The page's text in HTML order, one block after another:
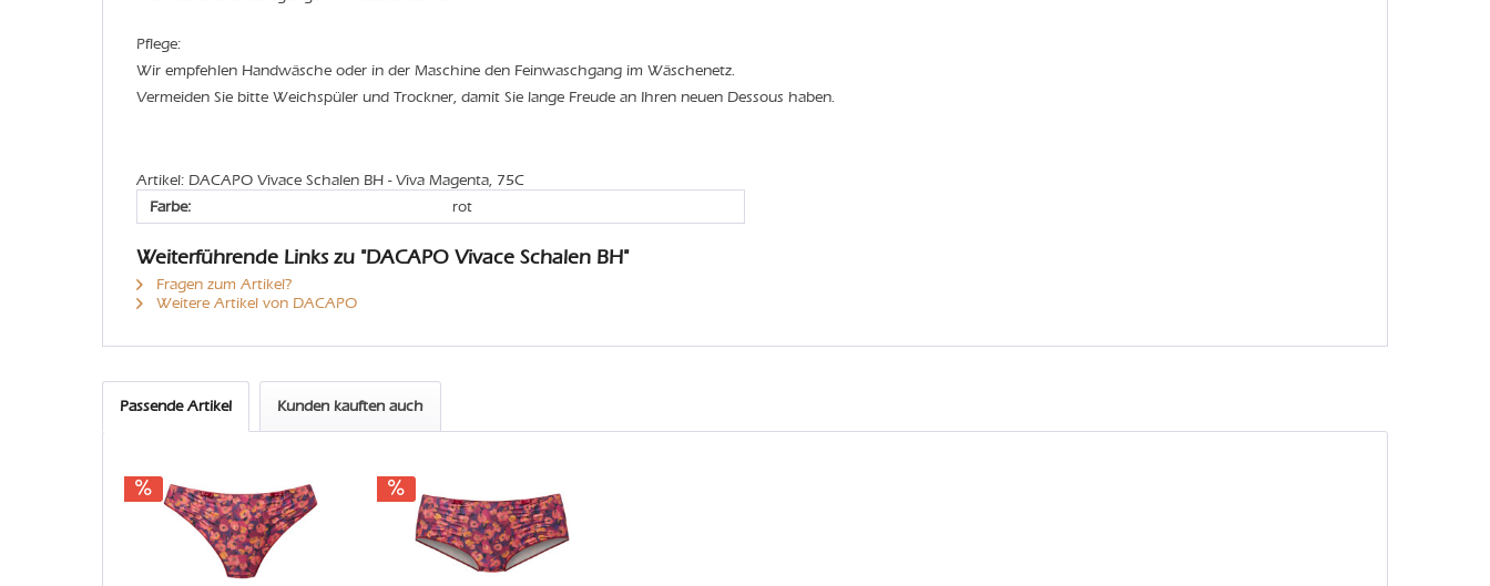
Pflege:
Wir empfehlen Handwäsche oder in der Maschine den Feinwaschgang im Wäschenetz.
Vermeiden Sie bitte Weichspüler und Trockner, damit Sie lange Freude an Ihren neuen Dessous haben.
Artikel: DACAPO Vivace Schalen BH - Viva Magenta, 75C
Farbe:
rot
Weiterführende Links zu "DACAPO Vivace Schalen BH"
Fragen zum Artikel?
Weitere Artikel von DACAPO
Passende Artikel Kunden kauften auch